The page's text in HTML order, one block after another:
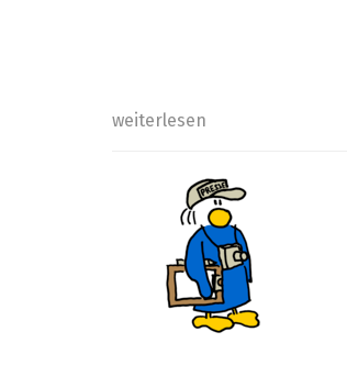
weiterlesen